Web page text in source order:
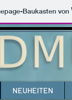
Baukasten von
NEUHEITEN